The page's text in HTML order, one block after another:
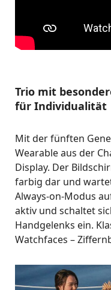
Trio mit
für Individualität
Mit der fünften
Wearable aus der
Display. Der
farbig dar und
Always-on-Modus
aktiv und schaltet
Handgelenks ein.
Watchfaces –